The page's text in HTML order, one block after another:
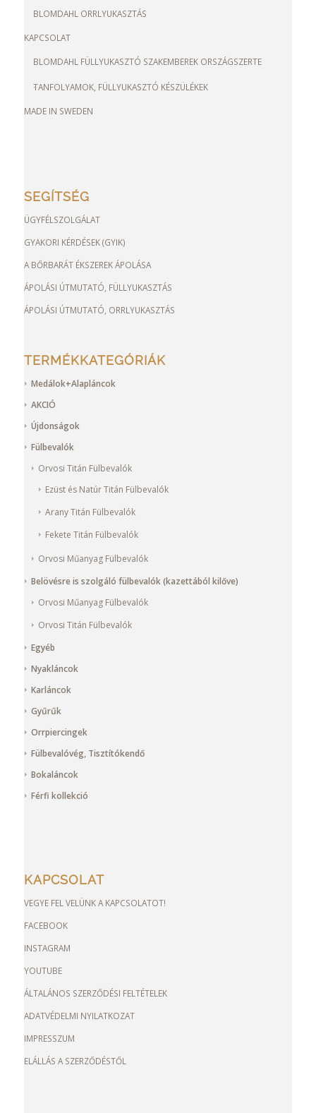
BLOMDAHL ORRLYUKASZTÁS
KAPCSOLAT
BLOMDAHL FÜLLYUKASZTÓ SZAKEMBEREK ORSZÁGSZERTE
TANFOLYAMOK, FÜLLYUKASZTÓ KÉSZÜLÉKEK
MADE IN SWEDEN
SEGÍTSÉG
ÜGYFÉLSZOLGÁLAT
GYAKORI KÉRDÉSEK (GYIK)
A BŐRBARÁT ÉKSZEREK ÁPOLÁSA
ÁPOLÁSI ÚTMUTATÓ, FÜLLYUKASZTÁS
ÁPOLÁSI ÚTMUTATÓ, ORRLYUKASZTÁS
TERMÉKKATEGÓRIÁK
Medálok+Alapláncok
AKCIÓ
Újdonságok
Fülbevalók
Orvosi Titán Fülbevalók
Ezüst és Natúr Titán Fülbevalók
Arany Titán Fülbevalók
Fekete Titán Fülbevalók
Orvosi Műanyag Fülbevalók
Belövésre is szolgáló fülbevalók (kazettából kilőve)
Orvosi Műanyag Fülbevalók
Orvosi Titán Fülbevalók
Egyéb
Nyakláncok
Karláncok
Gyűrűk
Orrpiercingek
Fülbevalóvég, Tisztítókendő
Bokaláncok
Férfi kollekció
KAPCSOLAT
VEGYE FEL VELÜNK A KAPCSOLATOT!
FACEBOOK
INSTAGRAM
YOUTUBE
ÁLTALÁNOS SZERZŐDÉSI FELTÉTELEK
ADATVÉDELMI NYILATKOZAT
IMPRESSZUM
ELÁLLÁS A SZERZŐDÉSTŐL